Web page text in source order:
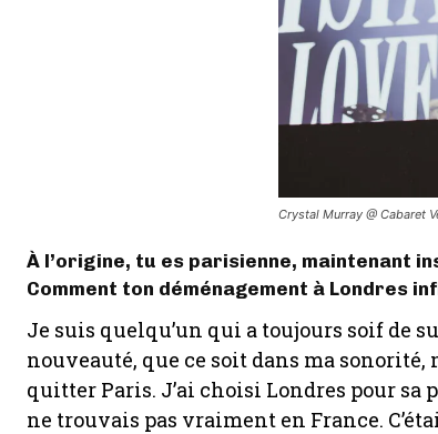
Crystal Murray @ Cabaret
À l’origine, tu es parisienne, maintenant
Comment ton déménagement à Londres
Je suis quelqu’un qui a toujours soif de
nouveauté, que ce soit dans ma sonorité,
quitter Paris. J’ai choisi Londres pour
ne trouvais pas vraiment en France.